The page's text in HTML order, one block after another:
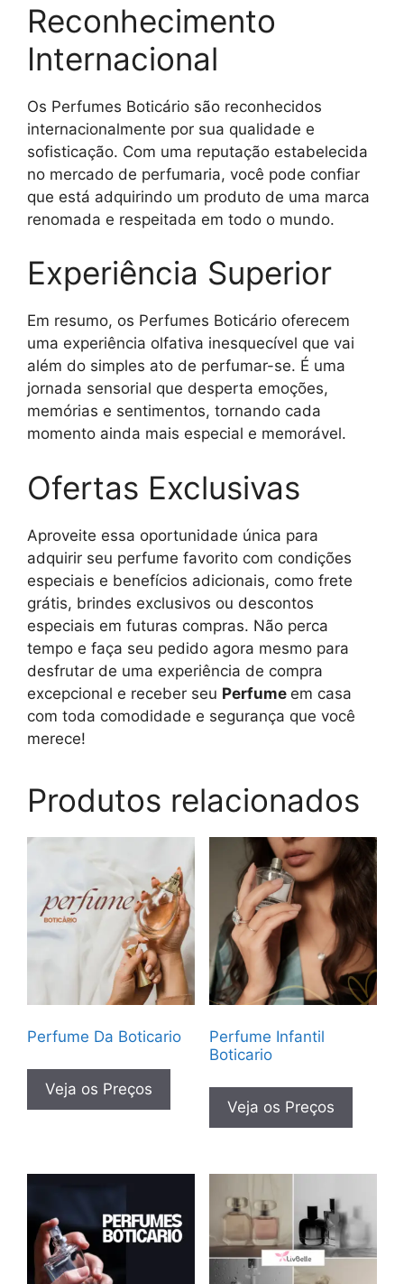
Reconhecimento
Internacional
Os Perfumes Boticário são reconhecidos
internacionalmente por sua qualidade e
sofisticação. Com uma reputação estabelecida
no mercado de perfumaria, você pode confiar
que está adquirindo um produto de uma marca
renomada e respeitada em todo o mundo.
Experiência Superior
Em resumo, os Perfumes Boticário oferecem
uma experiência olfativa inesquecível que vai
além do simples ato de perfumar-se. É uma
jornada sensorial que desperta emoções,
memórias e sentimentos, tornando cada
momento ainda mais especial e memorável.
Ofertas Exclusivas
Aproveite essa oportunidade única para
adquirir seu perfume favorito com condições
especiais e benefícios adicionais, como frete
grátis, brindes exclusivos ou descontos
especiais em futuras compras. Não perca
tempo e faça seu pedido agora mesmo para
desfrutar de uma experiência de compra
excepcional e receber seu Perfume em casa
com toda comodidade e segurança que você
merece!
Produtos relacionados
Perfume Da Boticario
Veja os Preços
Perfume Infantil
Boticario
Veja os Preços